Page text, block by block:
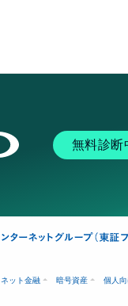
無料診断
ネット金融 暗号資産 個人